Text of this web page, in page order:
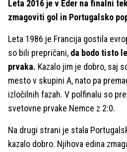
Leta 2016 je v Eder na finalni
zmagoviti gol in Portugalsko
Leta 1986 je Francija gostila
so bili prepričani, da bodo tisto
prvaka. Kazalo jim je dobro, saj
mesto v skupini A, nato pa
izločilnih fazah. V polfinalu so
svetovne prvake Nemce z 2:0.
Na drugi strani je stala
kazalo dobro. Njihova edina